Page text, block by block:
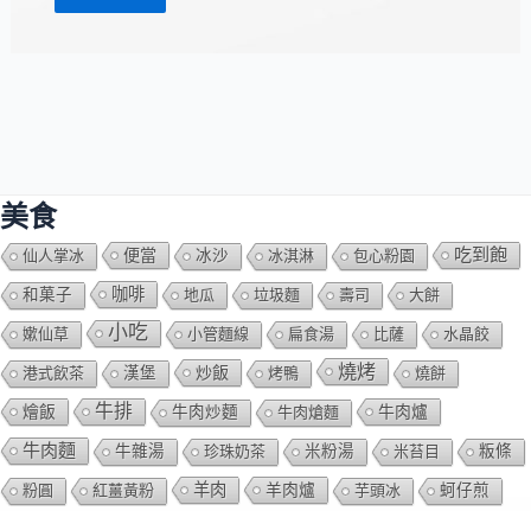
美食
仙人掌冰 便當 冰沙 冰淇淋 包心粉園 吃到飽
和菓子 咖啡 地瓜 垃圾麵 壽司 大餅
嫰仙草 小吃 小管麵線 扁食湯 比薩 水晶餃
港式飲茶 漢堡 炒飯 烤鴨 燒烤 燒餅
燴飯 牛排 牛肉炒麵 牛肉熗麵 牛肉爐
牛肉麵 牛雜湯 珍珠奶茶 米粉湯 米苔目 粄條
粉圓 紅薑黃粉 羊肉 羊肉爐 芋頭冰 蚵仔煎